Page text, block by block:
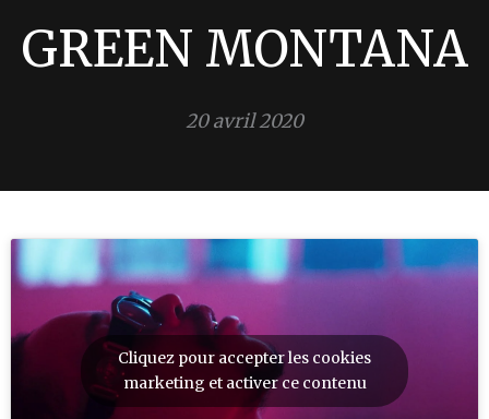
GREEN MONTANA
20 avril 2020
Cliquez pour accepter les cookies
marketing et activer ce contenu